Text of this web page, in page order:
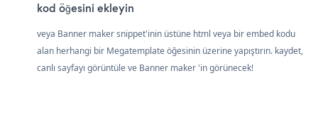
kod öğesini ekleyin
veya Banner maker snippet'inin üstüne html veya bir embed kodu
alan herhangi bir Megatemplate öğesinin üzerine yapıştırın. kaydet,
canlı sayfayı görüntüle ve Banner maker 'in görünecek!